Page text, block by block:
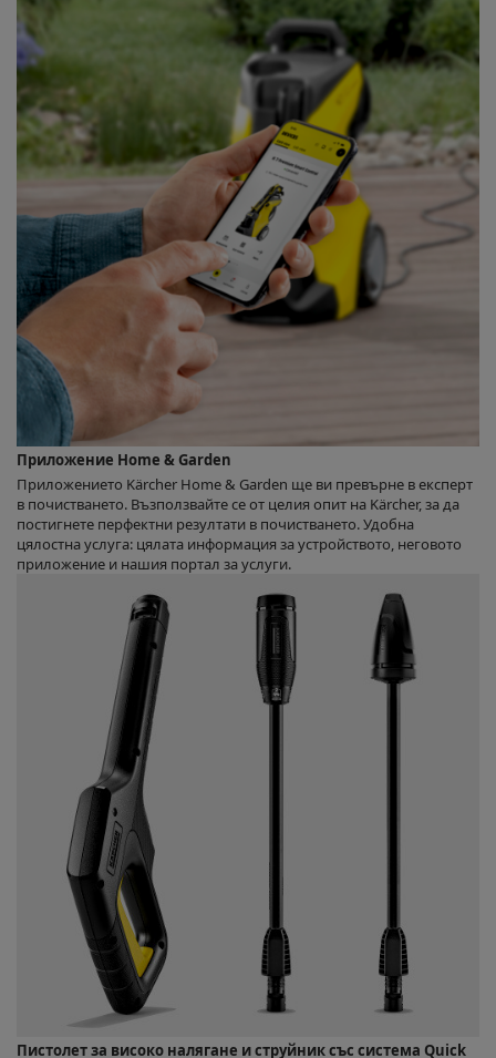
Приложение Home & Garden
Приложението Kärcher Home & Garden ще ви превърне в експерт
в почистването. Възползвайте се от целия опит на Kärcher, за да
постигнете перфектни резултати в почистването. Удобна
цялостна услуга: цялата информация за устройството, неговото
приложение и нашия портал за услуги.
Пистолет за високо налягане и струйник със система Quick